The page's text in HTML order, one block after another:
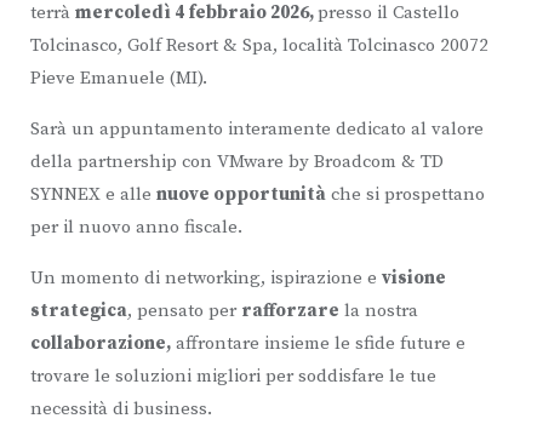
terrà mercoledì 4 febbraio 2026,presso il Castello
Tolcinasco, Golf Resort & Spa, località Tolcinasco 20072
Pieve Emanuele (MI).
Sarà un appuntamento interamente dedicato al valore
della partnership con VMware by Broadcom & TD
SYNNEX e alle nuove opportunità che si prospettano
per il nuovo anno fiscale.
Un momento di networking, ispirazione e visione
strategica, pensato per rafforzare la nostra
collaborazione, affrontare insieme le sfide future e
trovare le soluzioni migliori per soddisfare le tue
necessità di business.